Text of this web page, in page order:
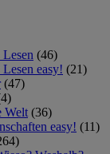
(46)
easy! (21)
(47)
Welt (36)
easy! (11)